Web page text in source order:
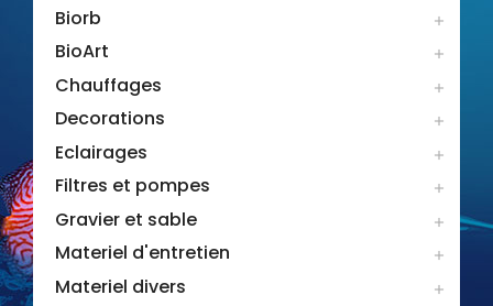
Biorb 
BioArt 
Chauffages 
Decorations 
Eclairages 
Filtres et pompes 
Gravier et sable 
Materiel d'entretien 
Materiel divers 